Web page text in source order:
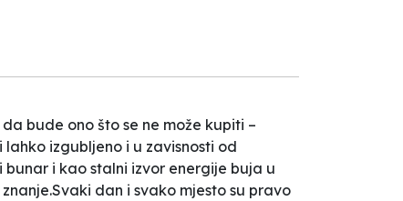
bude ono što se ne može kupiti –
izgubljeno i u zavisnosti od
i kao stalni izvor energije buja u
dan i svako mjesto su pravo